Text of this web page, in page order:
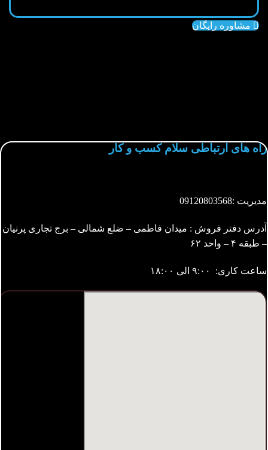
مشاوره رایگان
راه های ارتباطی سلام کسب و کار
مدیریت :09120803568
آدرس دفتر فروش : میدان فاطمی – ضلع شمالی – برج تجاری پرنیان
– طبقه ۴ – واحد ۶۲
ساعت کاری: ۹:۰۰ الی ۱۸:۰۰